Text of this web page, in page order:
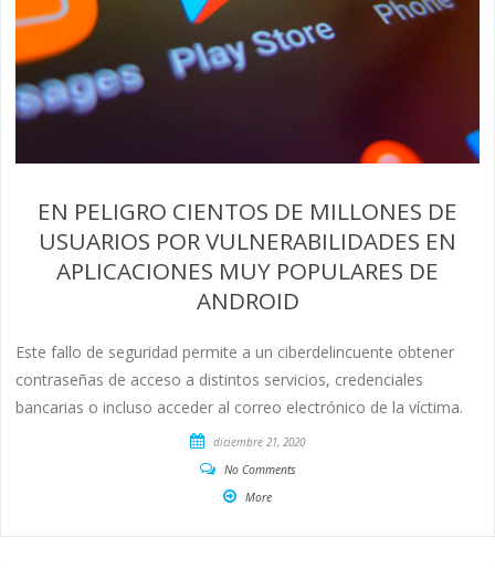
EN PELIGRO CIENTOS DE MILLONES DE
USUARIOS POR VULNERABILIDADES EN
APLICACIONES MUY POPULARES DE
ANDROID
Este fallo de seguridad permite a un ciberdelincuente obtener
contraseñas de acceso a distintos servicios, credenciales
bancarias o incluso acceder al correo electrónico de la víctima.
diciembre 21, 2020
No Comments
More